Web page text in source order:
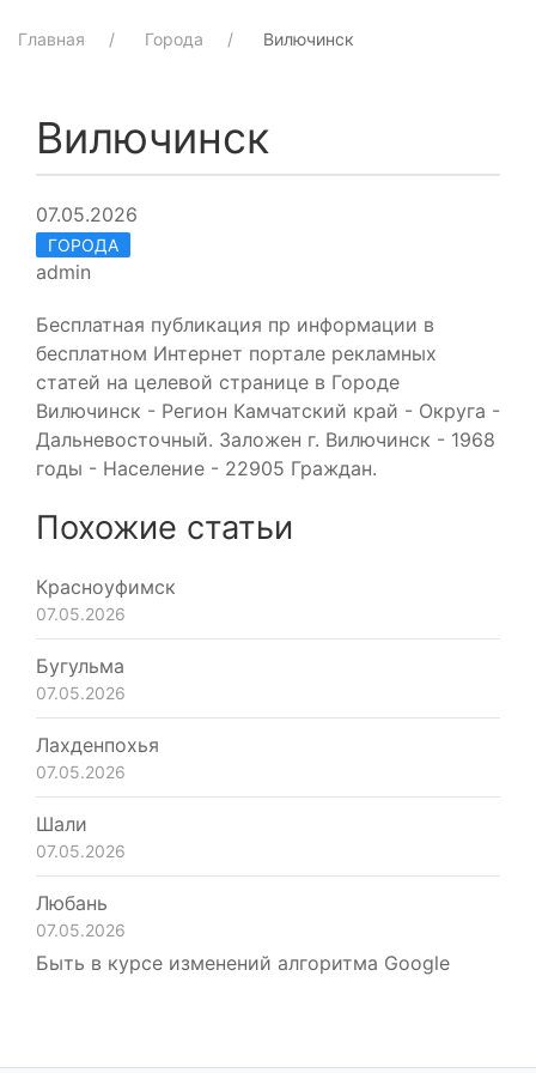
Главная Города Вилючинск
Вилючинск
07.05.2026
ГОРОДА
admin
Бесплатная публикация пр информации в
бесплатном Интернет портале рекламных
статей на целевой странице в Городе
Вилючинск - Регион Камчатский край - Округа -
Дальневосточный. Заложен г. Вилючинск - 1968
годы - Население - 22905 Граждан.
Похожие статьи
Красноуфимск
07.05.2026
Бугульма
07.05.2026
Лахденпохья
07.05.2026
Шали
07.05.2026
Любань
07.05.2026
Быть в курсе изменений алгоритма Google